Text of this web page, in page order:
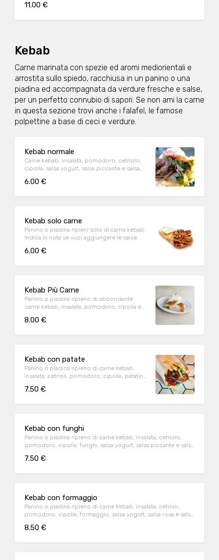
11.00 €
Kebab
Carne marinata con spezie ed aromi mediorientali e
arrostita sullo spiedo, racchiusa in un panino o una
piadina ed accompagnata da verdure fresche e salse,
per un perfetto connubio di sapori. Se non ami la carne
in questa sezione trovi anche i falafel, le famose
polpettine a base di ceci e verdure.
Kebab normale
Carne kebab, insalata, pomodoro, cetriolo,
cipolla, salsa yogurt, salsa piccante e salsa
se lo vuoi piccante!
6.00 €
Kebab solo carne
Panino o piadina ripieni solo di carne kebab.
Indica in nota se vuoi aggiungere le salse.
6.00 €
Kebab Più Carne
Panino o piadina ripieno di abbondante
carne kebab, insalata, pomodoro, cipolla e
8.00 €
Kebab con patate
Panino o piadina ripieno di carne kebab,
insalata, cetrioli, pomodoro, cipolla, patatine
7.50 €
Kebab con funghi
Panino o piadina ripieno di carne kebab, insalata, cetriolo,
pomodoro, cipolla, funghi, salsa yogurt, salsa piccante e salsa
7.50 €
Kebab con formaggio
Panino o piadina ripieno di carne kebab, insalata, cetrioli,
pomodoro, cipolla, formaggio, salsa yogurt, salsa rosa e salsa
8.50 €